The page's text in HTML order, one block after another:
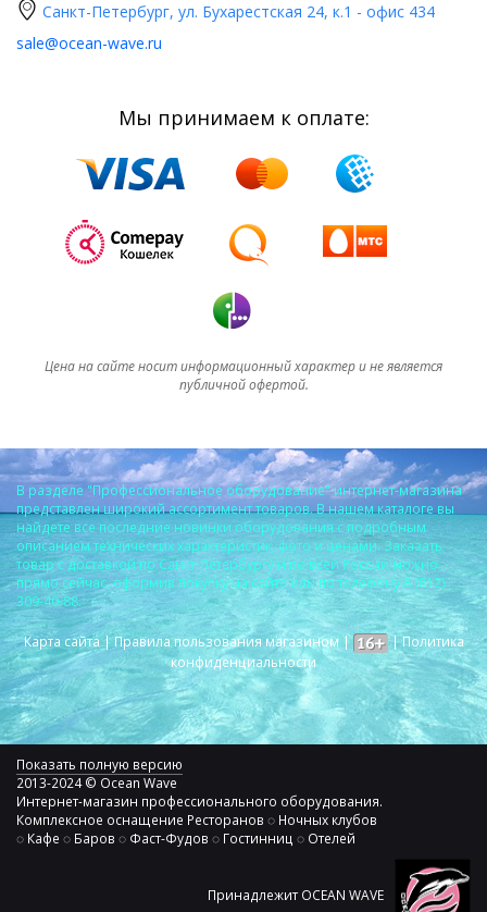
Санкт-Петербург, ул. Бухарестская 24, к.1 - офис 434
sale@ocean-wave.ru
Мы принимаем к оплате:
Цена на сайте носит информационный характер и не является
публичной офертой.
В разделе "Профессиональное оборудование" интернет-магазина
представлен широкий ассортимент товаров. В нашем каталоге вы
найдете все последние новинки оборудования с подробным
описанием технических характеристик, фото и ценами. Заказать
товар с доставкой по Санкт-Петербургу и по всей России можно
прямо сейчас, оформив покупку на сайте или по телефону 8 (812)
309-40-88.
Карта сайта |Правила пользования магазином| |Политика
конфиденциальности
Показать полную версию
2013-2024 © Ocean Wave
Интернет-магазин профессионального оборудования.
Комплексное оснащение Ресторанов ◌ Ночных клубов
◌ Кафе ◌ Баров ◌ Фаст-Фудов ◌ Гостинниц ◌ Отелей
Принадлежит OCEAN WAVE